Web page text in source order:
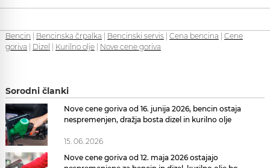
Bencin Bencinska črpalka Bencinski servis Cena bencina
Cene
goriva
Dizel Kurilno olje Nove cene goriva
Sorodni članki
Nove cene goriva od 16. junija 2026, bencin ostaja
nespremenjen, dražja bosta dizel in kurilno olje
15. 06. 2026
Nove cene goriva od 12. maja 2026 ostajajo